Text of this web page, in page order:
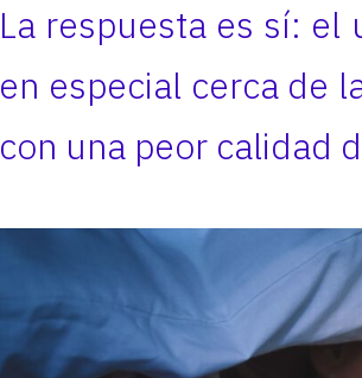
La respuesta es sí: el
en especial cerca de
con una peor calidad